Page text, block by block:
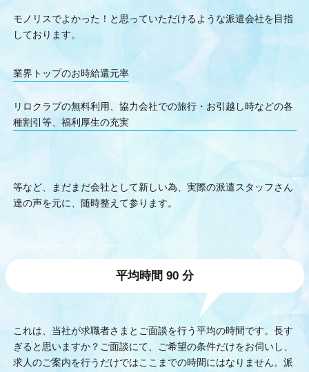
モノリスでよかった！と思っていただけるような派遣会社を目指
しております。
業界トップのお時給還元率
リロクラブの無料利用、協力会社での旅行・お引越し時などの各
種割引等、福利厚生の充実
等など、まだまだ会社として新しい為、実際の派遣スタッフさん
達の声を元に、随時整えて参ります。
平均時間 90 分
これは、当社が求職者さまとご面談を行う平均の時間です。長す
ぎると思いますか？ご面談にて、ご希望の条件だけをお伺いし、
求人のご案内を行うだけではここまでの時間にはなりません。派